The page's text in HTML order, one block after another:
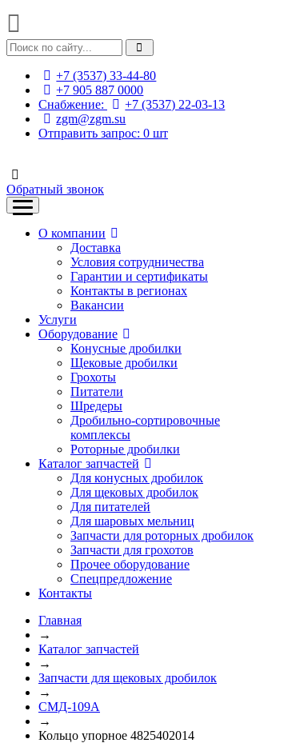
+7 (3537) 33-44-80
+7 905 887 0000
Снабжение:
+7 (3537) 22-03-13
zgm@zgm.su
Отправить запрос: 0 шт
Обратный звонок
О компании
Доставка
Условия сотрудничества
Гарантии и сертификаты
Контакты в регионах
Вакансии
Услуги
Оборудование
Конусные дробилки
Щековые дробилки
Грохоты
Питатели
Шредеры
Дробильно-сортировочные
комплексы
Роторные дробилки
Каталог запчастей
Для конусных дробилок
Для щековых дробилок
Для питателей
Для шаровых мельниц
Запчасти для роторных дробилок
Запчасти для грохотов
Прочее оборудование
Спецпредложение
Контакты
Главная
→
Каталог запчастей
→
Запчасти для щековых дробилок
→
СМД-109А
→
Кольцо упорное 4825402014